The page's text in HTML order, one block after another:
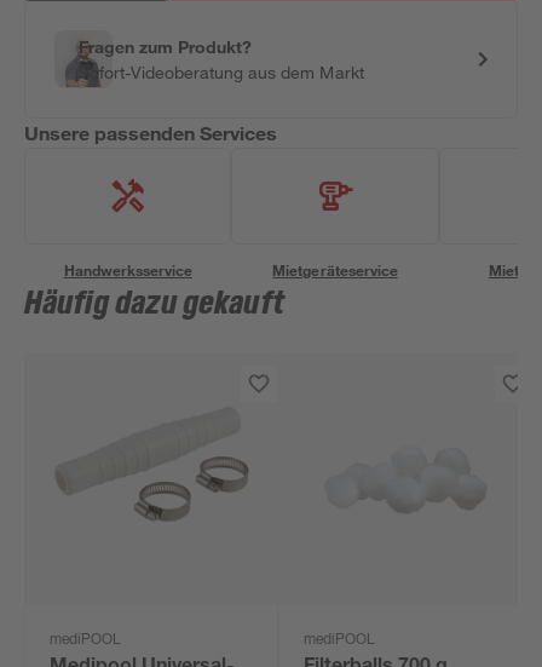
Fragen zum Produkt?
Sofort-Videoberatung aus dem Markt
Unsere passenden Services
Handwerksservice Mietgeräteservice
Häufig dazu gekauft
mediPOOL mediPOOL